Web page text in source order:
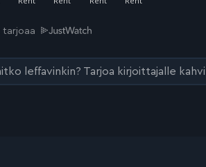
tarjoaa
leffavinkin? Tarjoa kirjoittajalle